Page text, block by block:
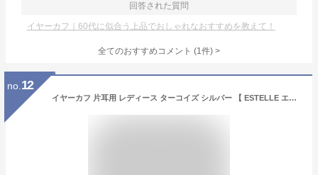
回答された質問
イヤーカフ｜60代に似合う上品でおしゃれなおすすめを教えて！
全てのおすすめコメント (1件) >
no. 12
イヤーカフ 片耳用 レディース ターコイズ シルバー 【 ESTELLE エステール 】 プレゼント 贈り物 ギフト 20代 30代 40代 50代 60代 ジュエリー